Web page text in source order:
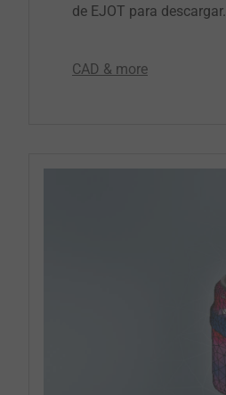
de EJOT para descargar.
CAD & more